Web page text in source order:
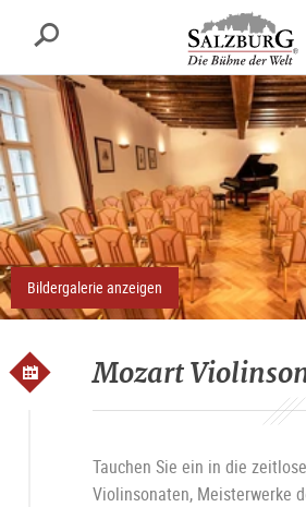
Inhalt
den
Suche
Bildergalerie anzeigen
Mozart
Tauchen Sie ein in die
Violinsonaten, Meisterwerke